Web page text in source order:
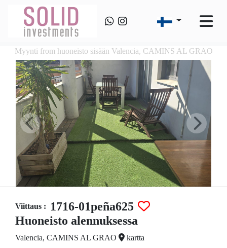
Myynti from huoneisto sisään Valencia, CAMINS AL GRAO
Viittaus :
1716-01peña625
Huoneisto alennuksessa
Valencia, CAMINS AL GRAO kartta